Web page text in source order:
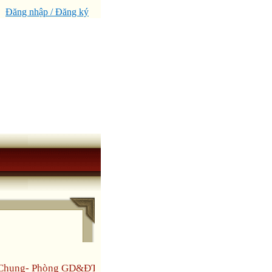
Đăng nhập / Đăng ký
Phòng GD&ĐT